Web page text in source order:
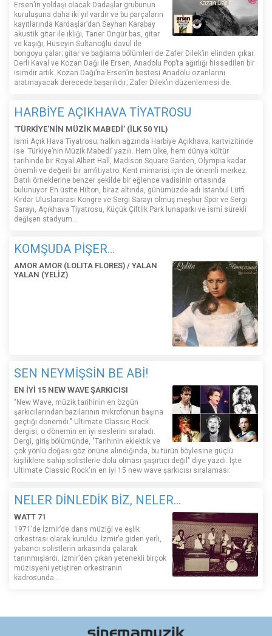
Ersen’in yoldaşı olacak Dadaşlar grubunun
kuruluşuna daha iki yıl vardır ve bu parçaların
kayıtlarında Kardaşlar’dan Seyhan Karabay
akustik gitar ile ıklığı, Taner Öngür bas, gitar
ve kaşığı, Hüseyin Sultanoğlu davul ile
bongoyu çalar; gitar ve bağlama bölümleri de Zafer Dilek’in elinden çıkar.
Derli Kaval ve Kozan Dağı ile Ersen, Anadolu Pop’ta ağırlığı hissedilen bir
isimdir artık. Kozan Dağı’na Ersen’in bestesi Anadolu ozanlarını
aratmayacak derecede başarılıdır; Zafer Dilek’in düzenlemesi de.
HARBİYE AÇIKHAVA TİYATROSU
'TÜRKİYE'NİN MÜZİK MABEDİ' (İLK 50 YIL)
İsmi Açık Hava Tiyatrosu; halkın ağzında Harbiye Açıkhava; kartvizitinde
ise ‘Türkiye’nin Müzik Mabedi’ yazılı. Hem ülke, hem dünya kültür
tarihinde bir Royal Albert Hall, Madison Square Garden, Olympia kadar
önemli ve değerli bir amfitiyatro. Kent mimarisi için de önemli merkez.
Batılı örneklerine benzer şekilde bir eğlence vadisinin ortasında
bulunuyor. En üstte Hilton, biraz altında, günümüzde adı İstanbul Lütfi
Kırdar Uluslararası Kongre ve Sergi Sarayı olmuş meşhur Spor ve Sergi
Sarayı, Açıkhava Tiyatrosu, Küçük Çiftlik Park lunaparkı ve ismi sürekli
değişen stadyum…
KOMŞUDA PİŞER...
AMOR AMOR (LOLITA FLORES) / YALAN
YALAN (YELİZ)
SEN NEYMİŞSİN BE ABİ!
EN İYİ 15 NEW WAVE ŞARKICISI
"New Wave, müzik tarihinin en özgün
şarkıcılarından bazılarının mikrofonun başına
geçtiği dönemdi." Ultimate Classic Rock
dergisi, o dönemin en iyi seslerini sıraladı.
Dergi, giriş bölümünde, "Tarihinin eklektik ve
çok yönlü doğası göz önüne alındığında, bu türün böylesine güçlü
kişiliklere sahip solistlerle dolu olması şaşırtıcı değil" diye yazdı. İşte
Ultimate Classic Rock'ın en iyi 15 new wave şarkıcısı sıralaması:
NELER DİNLEDİK BİZ, NELER...
WATT 71
1971’de İzmir’de dans müziği ve eşlik
orkestrası olarak kuruldu. İzmir’e giden yerli,
yabancı solistlerin arkasında çalarak
tanınmışlardı. İzmir’den çıkan yetenekli birçok
müzisyeni yetiştiren orkestranın
kadrosunda...